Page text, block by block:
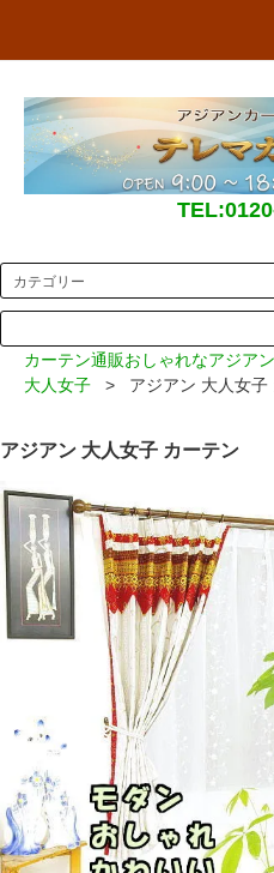
カーテン通販おしゃれなアジア
大人女子 > アジアン 大人女子
アジアン 大人女子 カーテン